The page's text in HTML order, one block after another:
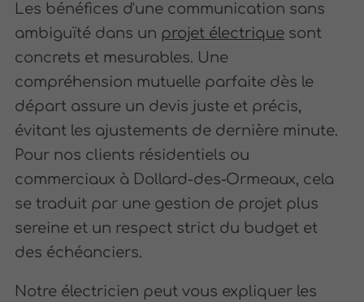
Les bénéfices d'une communication sans
ambiguïté dans un projet électrique sont
concrets et mesurables. Une
compréhension mutuelle parfaite dès le
départ assure un devis juste et précis,
évitant les ajustements de dernière minute.
Pour nos clients résidentiels ou
commerciaux à Dollard-des-Ormeaux, cela
se traduit par une gestion de projet plus
sereine et un respect strict du budget et
des échéanciers.
Notre électricien peut vous expliquer les